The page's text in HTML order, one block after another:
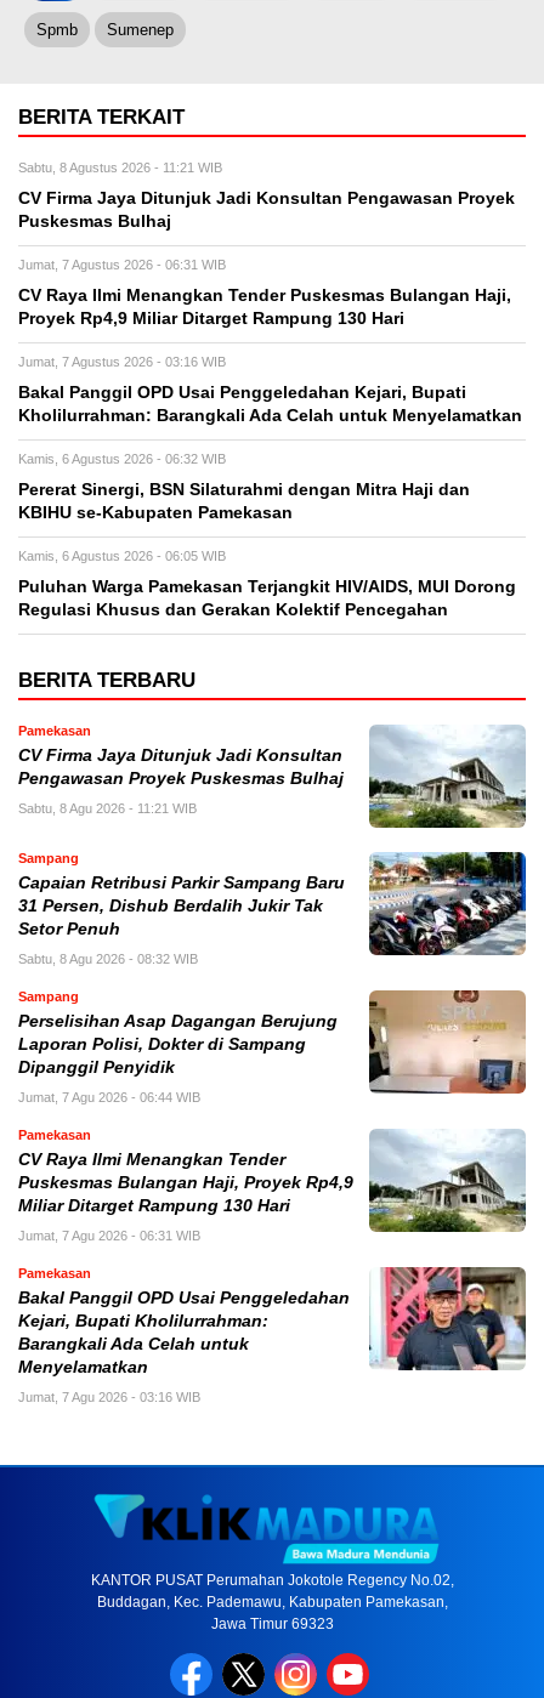
Spmb Sumenep
BERITA TERKAIT
Sabtu, 8 Agustus 2026 - 11:21 WIB
CV Firma Jaya Ditunjuk Jadi Konsultan Pengawasan Proyek
Puskesmas Bulhaj
Jumat, 7 Agustus 2026 - 06:31 WIB
CV Raya Ilmi Menangkan Tender Puskesmas Bulangan Haji,
Proyek Rp4,9 Miliar Ditarget Rampung 130 Hari
Jumat, 7 Agustus 2026 - 03:16 WIB
Bakal Panggil OPD Usai Penggeledahan Kejari, Bupati
Kholilurrahman: Barangkali Ada Celah untuk Menyelamatkan
Kamis, 6 Agustus 2026 - 06:32 WIB
Pererat Sinergi, BSN Silaturahmi dengan Mitra Haji dan
KBIHU se-Kabupaten Pamekasan
Kamis, 6 Agustus 2026 - 06:05 WIB
Puluhan Warga Pamekasan Terjangkit HIV/AIDS, MUI Dorong
Regulasi Khusus dan Gerakan Kolektif Pencegahan
BERITA TERBARU
Pamekasan
CV Firma Jaya Ditunjuk Jadi Konsultan
Pengawasan Proyek Puskesmas Bulhaj
Sabtu, 8 Agu 2026 - 11:21 WIB
Sampang
Capaian Retribusi Parkir Sampang Baru
31 Persen, Dishub Berdalih Jukir Tak
Setor Penuh
Sabtu, 8 Agu 2026 - 08:32 WIB
Sampang
Perselisihan Asap Dagangan Berujung
Laporan Polisi, Dokter di Sampang
Dipanggil Penyidik
Jumat, 7 Agu 2026 - 06:44 WIB
Pamekasan
CV Raya Ilmi Menangkan Tender
Puskesmas Bulangan Haji, Proyek Rp4,9
Miliar Ditarget Rampung 130 Hari
Jumat, 7 Agu 2026 - 06:31 WIB
Pamekasan
Bakal Panggil OPD Usai Penggeledahan
Kejari, Bupati Kholilurrahman:
Barangkali Ada Celah untuk
Menyelamatkan
Jumat, 7 Agu 2026 - 03:16 WIB
KANTOR PUSAT Perumahan Jokotole Regency No.02,
Buddagan, Kec. Pademawu, Kabupaten Pamekasan,
Jawa Timur 69323